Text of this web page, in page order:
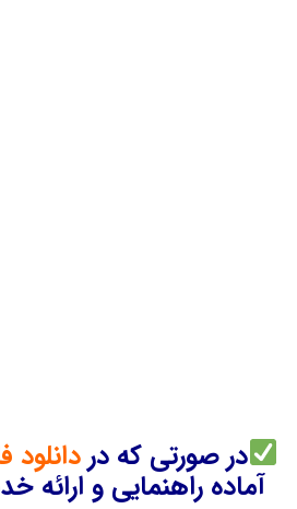
در صورتی که دردانلود
آماده راهنمایی و